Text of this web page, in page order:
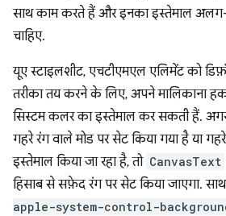
साथ काम करते हैं और इनका इस्तेमाल
चाहिए.
यूए स्टाइलशीट, एचटीएमएल एलिमेंट को
तरीका तय करने के लिए, अपने मालिकाना हक
सिस्टम कलर का इस्तेमाल कर सकती हैं.
गहरे रंग वाले मोड पर सेट किया गया है या
इस्तेमाल किया जा रहा है, तो CanvasText
हिसाब से सफ़ेद रंग पर सेट किया जाएगा. साथ
apple-system-control-